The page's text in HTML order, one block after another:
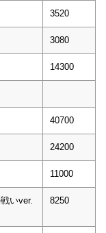
3520
3080
14300
40700
24200
11000
いver.
8250